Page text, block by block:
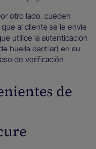
otro lado, pueden
al cliente se le envíe
utilice la autenticación
huella dactilar) en su
de verificación
de